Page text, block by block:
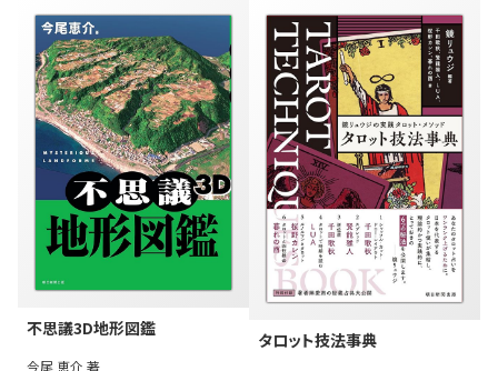
不思議3D地形図鑑
今尾 恵介 著
タロット技法事典